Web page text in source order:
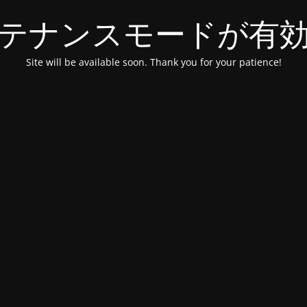
ナンスモードが有
Site will be available soon. Thank you for your patience!